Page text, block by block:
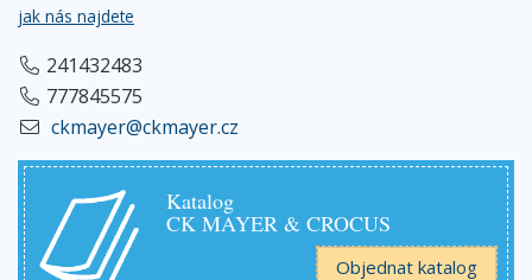
jak nás najdete
241432483
777845575
ckmayer@ckmayer.cz
Katalog
CK MAYER & CROCUS
Objednat katalog